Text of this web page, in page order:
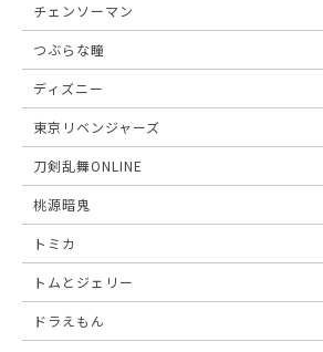
チェンソーマン
つぶらな瞳
ディズニー
東京リベンジャーズ
刀剣乱舞ONLINE
桃源暗鬼
トミカ
トムとジェリー
ドラえもん